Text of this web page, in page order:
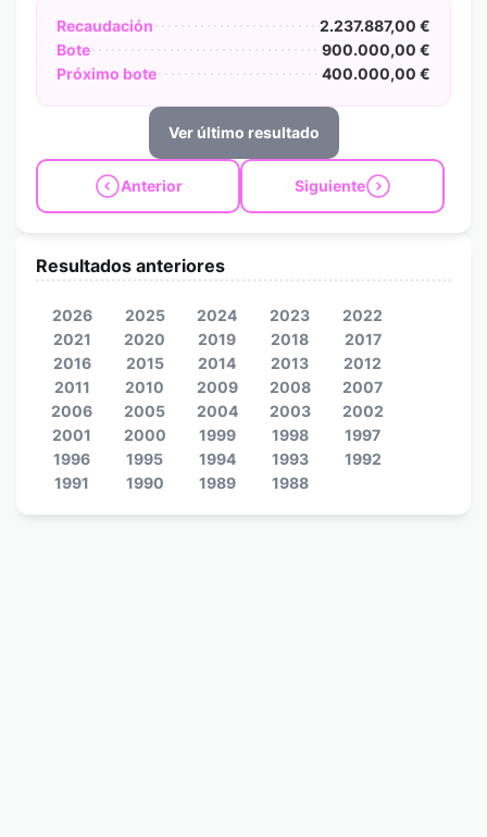
Recaudación
2.237.887,00 €
Bote
900.000,00 €
Próximo bote
400.000,00 €
Ver último resultado
Anterior Siguiente
Resultados anteriores
2026 2025 2024 2023
2022
2021
2020 2019 2018
2017
2016
2015 2014 2013
2012
2011
2010 2009 2008
2007
2006
2005 2004 2003
2002
2001
2000 1999 1998
1997
1996
1995 1994 1993
1992
1991
1990 1989 1988